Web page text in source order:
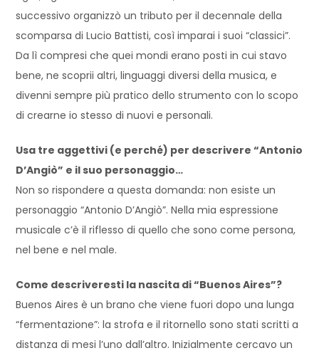
successivo organizzò un tributo per il decennale della
scomparsa di Lucio Battisti, così imparai i suoi “classici”.
Da lì compresi che quei mondi erano posti in cui stavo
bene, ne scoprii altri, linguaggi diversi della musica, e
divenni sempre più pratico dello strumento con lo scopo
di crearne io stesso di nuovi e personali.
Usa tre aggettivi (e perché) per descrivere “Antonio
D’Angiò” e il suo personaggio…
Non so rispondere a questa domanda: non esiste un
personaggio “Antonio D’Angiò”. Nella mia espressione
musicale c’è il riflesso di quello che sono come persona,
nel bene e nel male.
Come descriveresti la nascita di “Buenos Aires”?
Buenos Aires è un brano che viene fuori dopo una lunga
“fermentazione”: la strofa e il ritornello sono stati scritti a
distanza di mesi l’uno dall’altro. Inizialmente cercavo un